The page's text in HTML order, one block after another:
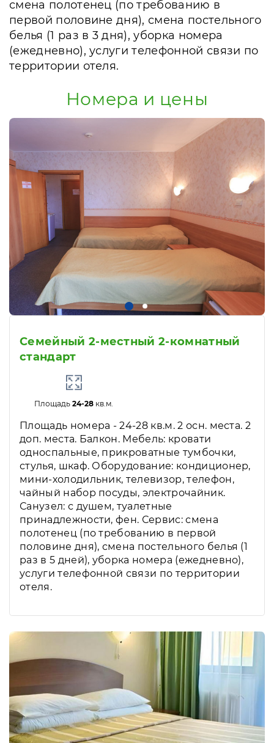
смена полотенец (по требованию в
первой половине дня), смена постельного
белья (1 раз в 3 дня), уборка номера
(ежедневно), услуги телефонной связи по
территории отеля.
Номера и цены
Семейный 2-местный 2-комнатный
стандарт
Площадь24-28 кв.м.
Площадь номера - 24-28 кв.м. 2 осн. места. 2
доп. места. Балкон. Мебель: кровати
односпальные, прикроватные тумбочки,
стулья, шкаф. Оборудование: кондиционер,
мини-холодильник, телевизор, телефон,
чайный набор посуды, электрочайник.
Санузел: с душем, туалетные
принадлежности, фен. Сервис: смена
полотенец (по требованию в первой
половине дня), смена постельного белья (1
раз в 5 дней), уборка номера (ежедневно),
услуги телефонной связи по территории
отеля.